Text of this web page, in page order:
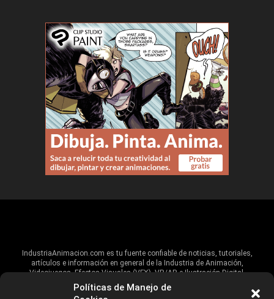
Políticas de Manejo de
IndustriaAnimacion.com es tu fuente confiable de noticias, tutoriales,
artículos e información en general de la Industria de Animación,
Videojuegos, Efectos Visuales (VFX), VR/AR e Ilustración Digital.
Hablamos de estas industrias y su alcance global, pero damos un énfasis